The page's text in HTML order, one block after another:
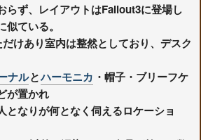
らず、レイアウトはFallout3に登場し
ている。
けあり室内は整然としており、デスク
ナルとハーモニカ ・帽子・ブリーフケ
が置かれ
となりが何となく伺えるロケーショ